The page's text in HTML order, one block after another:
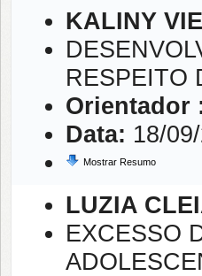
KALINY
RESPEITO
Orientador
Data: 18/
Mostrar Resumo
LUZIA
EXCESSO